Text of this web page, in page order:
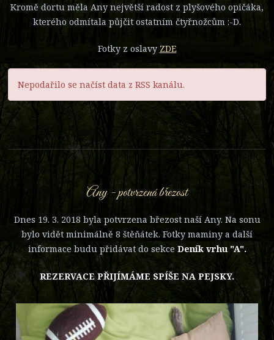
Kromě dortu měla Any největší radost z plyšového opičáka,
kterého odmítala půjčit ostatním čtyřnožcům :-D.
Fotky z oslavy ZDE
Nepodařilo se načíst data z RSS kanálu.
Any - potvrzená březost
Dnes 19. 3. 2018 byla potvrzena březost naší Any. Na sonu
bylo vidět minimálně 8 štěňátek. Fotky maminy a další
informace budu přidávat do sekce Deník vrhu "A".
REZERVACE PŘIJÍMÁME SPÍŠE NA PEJSKY.